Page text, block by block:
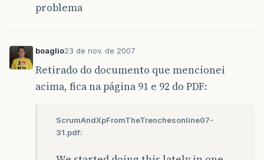
problema
boaglio23 de nov. de 2007
Retirado do documento que mencionei
acima, fica na página 91 e 92 do PDF:
ScrumAndXpFromTheTrenchesonline07-
31.pdf: